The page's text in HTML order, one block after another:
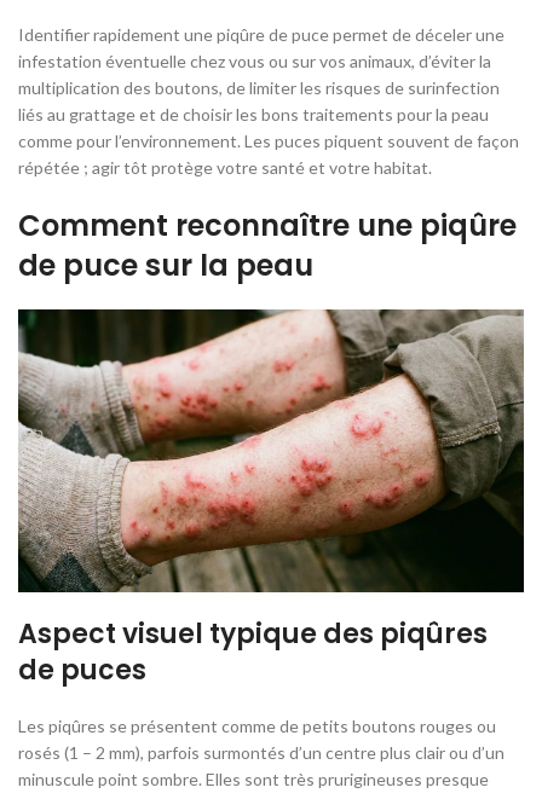
Identifier rapidement une piqûre de puce permet de déceler une
infestation éventuelle chez vous ou sur vos animaux, d’éviter la
multiplication des boutons, de limiter les risques de surinfection
liés au grattage et de choisir les bons traitements pour la peau
comme pour l’environnement. Les puces piquent souvent de façon
répétée ; agir tôt protège votre santé et votre habitat.
Comment reconnaître une piqûre
de puce sur la peau
Aspect visuel typique des piqûres
de puces
Les piqûres se présentent comme de petits boutons rouges ou
rosés (1 – 2 mm), parfois surmontés d’un centre plus clair ou d’un
minuscule point sombre. Elles sont très prurigineuses presque